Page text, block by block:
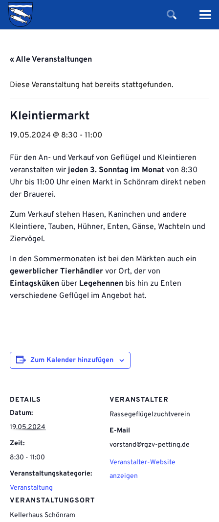
« Alle Veranstaltungen
Diese Veranstaltung hat bereits stattgefunden.
Kleintiermarkt
19.05.2024 @ 8:30 - 11:00
Für den An- und Verkauf von Geflügel und Kleintieren
veranstalten wirjeden 3. Sonntag im Monat von 8:30
Uhr bis 11:00 Uhr einen Markt in Schönram direkt neben
der Brauerei.
Zum Verkauf stehen Hasen, Kaninchen und andere
Kleintiere, Tauben, Hühner, Enten, Gänse, Wachteln und
Ziervögel.
In den Sommermonaten ist bei den Märkten auch ein
gewerblicher Tierhändler vor Ort, der von
Eintagsküken über Legehennen bis hin zu Enten
verschiedene Geflügel im Angebot hat.
Zum Kalender hinzufügen
DETAILS
Datum:
19.05.2024
Zeit:
8:30 - 11:00
Veranstaltungskategorie:
Veranstaltung
VERANSTALTUNGSORT
Kellerhaus Schönram
VERANSTALTER
Rassegeflügelzuchtverein
E-Mail
vorstand@rgzv-petting.de
Veranstalter-Website
anzeigen